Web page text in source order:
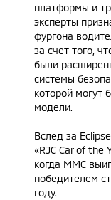
платформы и
эксперты
фургона
за счет того,
были
системы
которой могут
модели.
Вслед за
«RJC Car of the
когда MMC
победителем
году.